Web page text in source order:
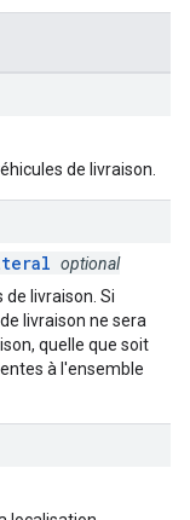
de livraison.
optional
de livraison. Si
livraison ne sera
quelle que soit
à l'ensemble